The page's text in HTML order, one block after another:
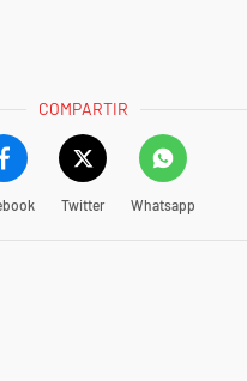
COMPARTIR
Twitter Whatsapp